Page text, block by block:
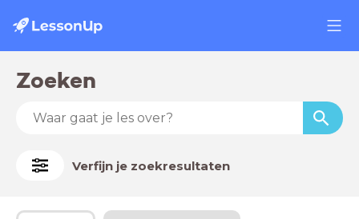
Zoeken
Verfijn je zoekresultaten